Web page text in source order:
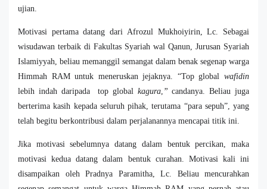
ujian.
Motivasi pertama datang dari Afrozul Mukhoiyirin, Lc. Sebagai
wisudawan terbaik di Fakultas Syariah wal Qanun, Jurusan Syariah
Islamiyyah, beliau memanggil semangat dalam benak segenap warga
Himmah RAM untuk meneruskan jejaknya. “Top global wafidin
lebih indah daripada
top global kagura, ” candanya. Beliau juga
berterima kasih kepada seluruh pihak, terutama “para sepuh”, yang
telah begitu berkontribusi dalam perjalanannya mencapai titik ini.
Jika motivasi sebelumnya datang dalam bentuk percikan, maka
motivasi kedua datang dalam bentuk curahan. Motivasi kali ini
disampaikan oleh Pradnya Paramitha, Lc. Beliau mencurahkan